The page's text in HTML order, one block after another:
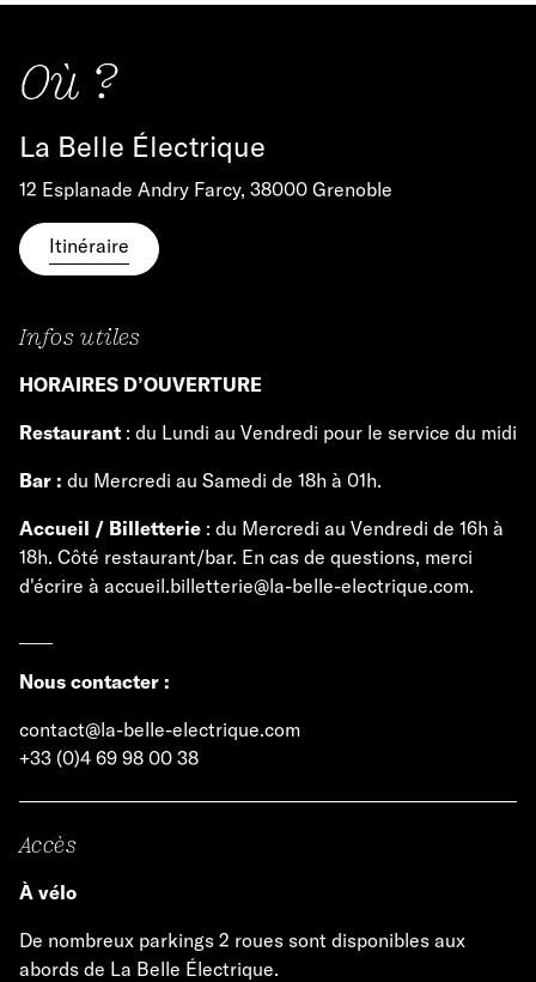
Où ?
La Belle Électrique
12 Esplanade Andry Farcy, 38000 Grenoble
Itinéraire
Infos utiles
HORAIRES D’OUVERTURE
Restaurant : du Lundi au Vendredi pour le service du midi
Bar : du Mercredi au Samedi de 18h à 01h.
Accueil / Billetterie : du Mercredi au Vendredi de 16h à
18h. Côté restaurant/bar. En cas de questions, merci
d'écrire à accueil.billetterie@la-belle-electrique.com.
Nous contacter :
contact@la-belle-electrique.com
+33 (0)4 69 98 00 38
Accès
À vélo
De nombreux parkings 2 roues sont disponibles aux
abords de La Belle Électrique.